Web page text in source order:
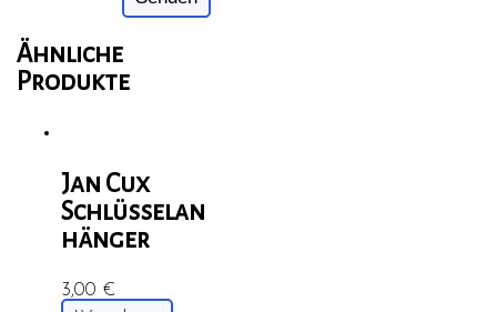
Ähnliche
Produkte
Jan Cux
Schlüsselan
hänger
3,00 €